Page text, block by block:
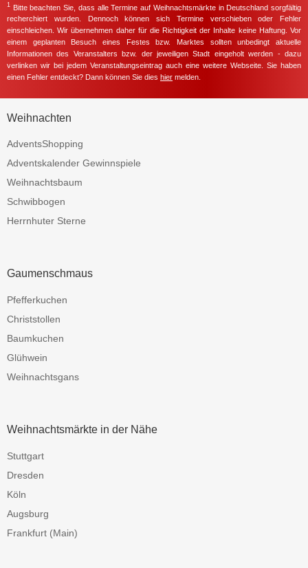
1
Bitte beachten Sie, dass alle Termine auf Weihnachtsmärkte in Deutschland sorgfältig
recherchiert wurden. Dennoch können sich Termine verschieben oder Fehler
einschleichen. Wir übernehmen daher für die Richtigkeit der Inhalte keine Haftung. Vor
einem geplanten Besuch eines Festes bzw. Marktes sollten unbedingt aktuelle
Informationen des Veranstalters bzw. der jeweiligen Stadt eingeholt werden - dazu
verlinken wir bei jedem Veranstaltungseintrag auch eine weitere Webseite. Sie haben
einen Fehler entdeckt? Dann können Sie dies hier melden.
Weihnachten
AdventsShopping
Adventskalender Gewinnspiele
Weihnachtsbaum
Schwibbogen
Herrnhuter Sterne
Gaumenschmaus
Pfefferkuchen
Christstollen
Baumkuchen
Glühwein
Weihnachtsgans
Weihnachtsmärkte in der Nähe
Stuttgart
Dresden
Köln
Augsburg
Frankfurt (Main)